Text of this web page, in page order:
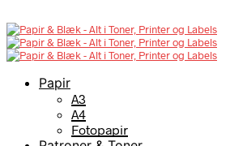
Papir
A3
A4
Fotopapir